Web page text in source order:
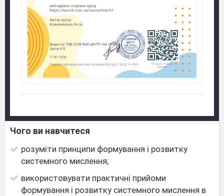
Чого ви навчитеся
розуміти принципи формування і розвитку
системного мислення;
використовувати практичні прийоми
формування і розвитку системного мислення в